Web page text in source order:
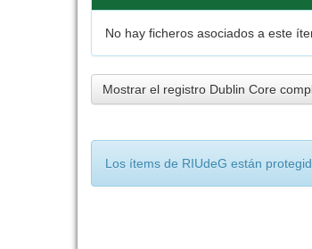
No hay ficheros asociados a este
Mostrar el registro Dublin Core
Los ítems de RIUdeG están